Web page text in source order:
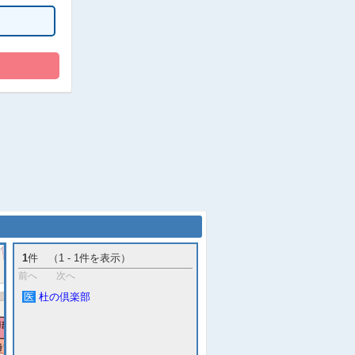
1件 （1 - 1件を表示）
前へ 次へ
医 杜の倶楽部